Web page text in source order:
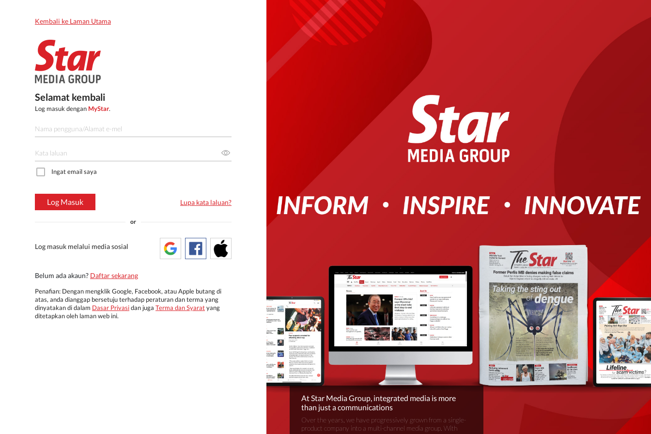
Kembali ke Laman Utama
Selamat kembali
Log masuk dengan MyStar.
Ingat email saya
Log Masuk Lupa kata laluan?
or
Log masuk melalui media sosial
Belum ada akaun? Daftar sekarang
Penafian: Dengan mengklik Google, Facebook, atau Apple butang di
atas, anda dianggap bersetuju terhadap peraturan dan terma yang
dinyatakan di dalam Dasar Privasidan juga Terma dan Syaratyang
ditetapkan oleh laman web ini.
At Star Media Group, integrated media is more
than just a communications
Over the years, we have progressively grown from a single-
product company into a multi-channel media group. With